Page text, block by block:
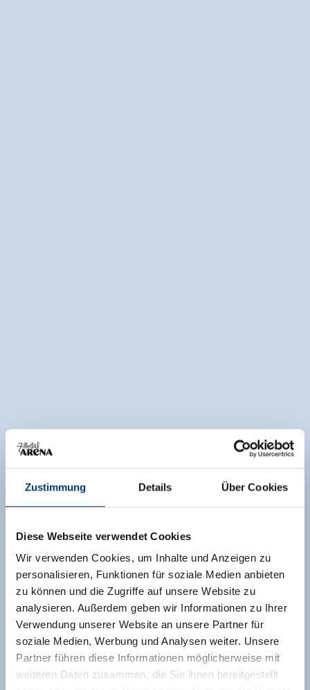
Zustimmung Details Über Cookies
Diese Webseite verwendet Cookies
Wir verwenden Cookies, um Inhalte und Anzeigen zu
personalisieren, Funktionen für soziale Medien anbieten
zu können und die Zugriffe auf unsere Website zu
analysieren. Außerdem geben wir Informationen zu Ihrer
Verwendung unserer Website an unsere Partner für
soziale Medien, Werbung und Analysen weiter. Unsere
Partner führen diese Informationen möglicherweise mit
weiteren Daten zusammen, die Sie ihnen bereitgestellt